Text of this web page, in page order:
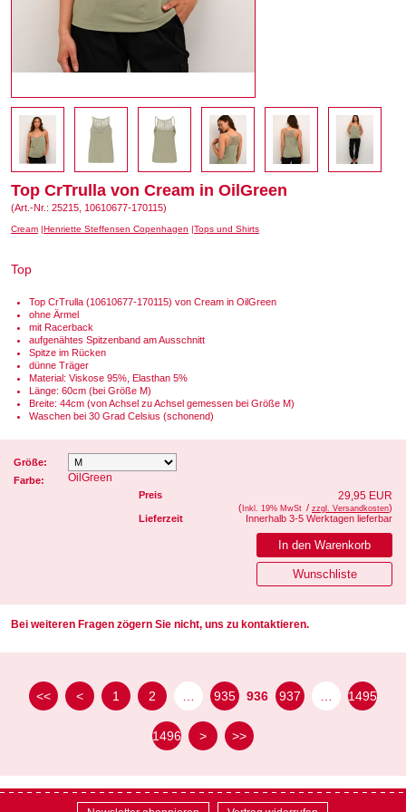
Top CrTrulla von Cream in OilGreen
(Art.-Nr.: 25215, 10610677-170115)
Cream Henriette Steffensen Copenhagen Tops und Shirts
Top
Top CrTrulla (10610677-170115) von Cream in OilGreen
ohne Ärmel
mit Racerback
aufgenähtes Spitzenband am Ausschnitt
Spitze im Rücken
dünne Träger
Material: Viskose 95%, Elasthan 5%
Länge: 60cm (bei Größe M)
Breite: 44cm (von Achsel zu Achsel gemessen bei Größe M)
Waschen bei 30 Grad Celsius (schonend)
Größe:
Farbe:
OilGreen
Preis 29,95 EUR
( Inkl. 19% MwSt / zzgl. Versandkosten)
Lieferzeit
Innerhalb 3-5 Werktagen lieferbar
Bei weiteren Fragen zögern Sie nicht, uns zu kontaktieren.
<< < 1 2 935 936 937 1495
1496 > >>